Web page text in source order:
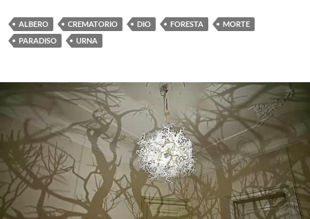
ALBERO CREMATORIO DIO FORESTA
MORTE
PARADISO
URNA